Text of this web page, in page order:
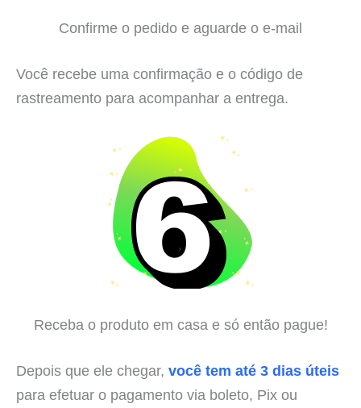
Confirme o pedido e aguarde o e-mail
Você recebe uma confirmação e o código de
rastreamento para acompanhar a entrega.
Receba o produto em casa e só então pague!
Depois que ele chegar, você tem até 3 dias úteis
para efetuar o pagamento via boleto, Pix ou